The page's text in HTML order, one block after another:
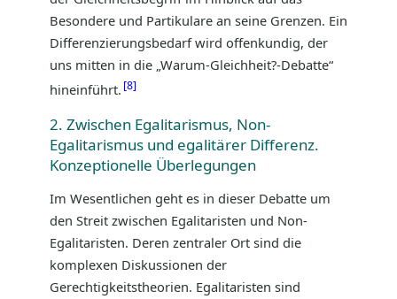
Besondere und Partikulare an seine Grenzen. Ein
Differenzierungsbedarf wird offenkundig, der
uns mitten in die „Warum-Gleichheit?-Debatte“
hineinführt. 8
2. Zwischen Egalitarismus, Non-
Egalitarismus und egalitärer Differenz.
Konzeptionelle Überlegungen
Im Wesentlichen geht es in dieser Debatte um
den Streit zwischen Egalitaristen und Non-
Egalitaristen. Deren zentraler Ort sind die
komplexen Diskussionen der
Gerechtigkeitstheorien. Egalitaristen sind